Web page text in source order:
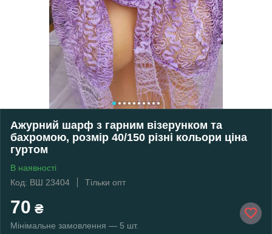
Ажурний шарф з гарним візерунком та
бахромою, розмір 40/150 різні кольори ціна
гуртом
В наявності
Код: ВШ 23404
Тільки опт
70 ₴
Мінімальне замовлення — 5 шт.